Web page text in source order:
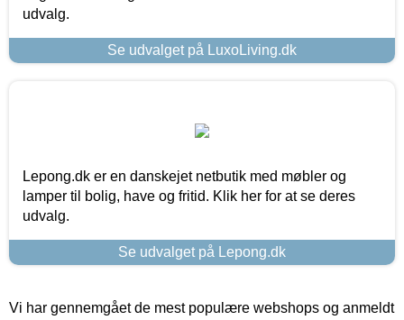
udvalg.
Se udvalget på LuxoLiving.dk
Lepong.dk er en danskejet netbutik med møbler og
lamper til bolig, have og fritid. Klik her for at se deres
udvalg.
Se udvalget på Lepong.dk
Vi har gennemgået de mest populære webshops og anmeldt